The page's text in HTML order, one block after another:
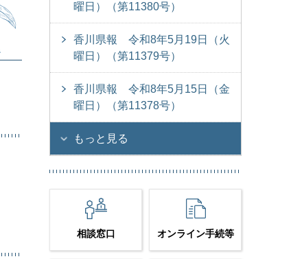
曜日）（第11380号）
香川県報 令和8年5月19日（火
曜日）（第11379号）
香川県報 令和8年5月15日（金
曜日）（第11378号）
もっと見る
相談窓口 オンライン手続等